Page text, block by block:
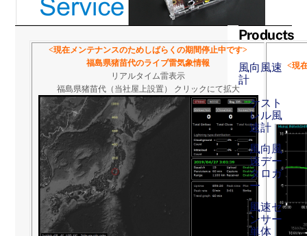
<現在メンテナンスのためしばらくの期間停止中です>
福島県猪苗代のライブ雷気象情報
リアルタイム雷表示
福島県猪苗代（当社屋上設置） クリックにて拡大
<現
Products
風向風速
計
ケスト
レル風
速計
風向風
速デー
タロガ
ー
風速セ
ンサー
単体